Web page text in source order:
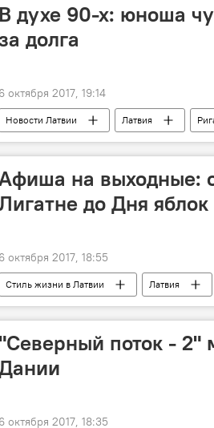
В духе 90-х: юноша
долга
6 октября 2017, 19:14
Новости Латвии Латвия
на выходные:
до Дня
6 октября 2017, 18:55
Стиль жизни в Латвии Латвия
Лигатне
Кулдига афиша
"Северный поток - 2"
6 октября 2017, 18:35